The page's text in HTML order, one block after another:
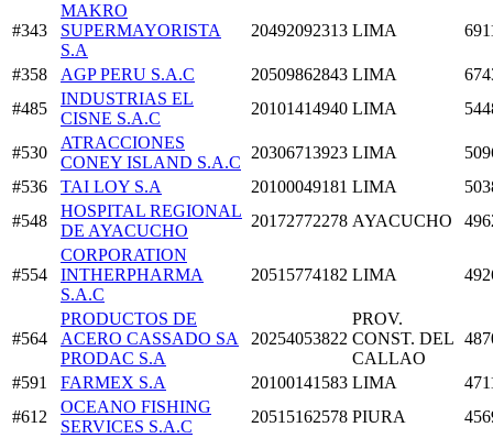
#343
MAKRO
SUPERMAYORISTA
S.A
20492092313 LIMA
#358 AGP PERU S.A.C 20509862843 LIMA
#485
INDUSTRIAS EL
CISNE S.A.C
20101414940 LIMA
#530
ATRACCIONES
CONEY ISLAND S.A.C
20306713923 LIMA
#536
TAI LOY S.A 20100049181 LIMA
#548
HOSPITAL REGIONAL
DE AYACUCHO
20172772278 AYACUCHO
#554
CORPORATION
INTHERPHARMA
S.A.C
20515774182 LIMA
#564
PRODUCTOS DE
ACERO CASSADO SA
PRODAC S.A
20254053822
PROV.
CONST. DEL
CALLAO
#591 FARMEX S.A 20100141583 LIMA
#612
OCEANO FISHING
SERVICES S.A.C
20515162578 PIURA